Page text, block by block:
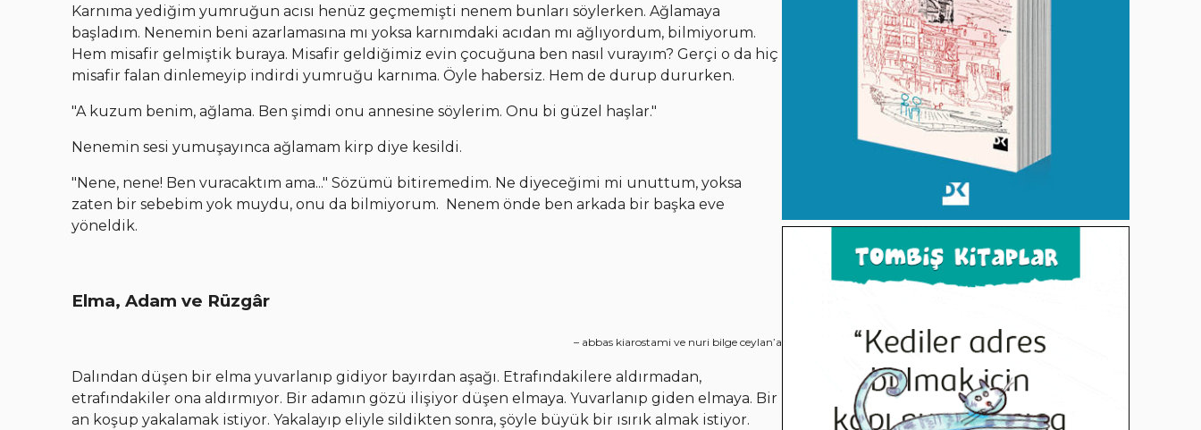
Karnıma yediğim yumruğun acısı henüz geçmemişti nenem bunları söylerken. Ağlamaya
başladım. Nenemin beni azarlamasına mı yoksa karnımdaki acıdan mı ağlıyordum, bilmiyorum.
Hem misafir gelmiştik buraya. Misafir geldiğimiz evin çocuğuna ben nasıl vurayım? Gerçi o da hiç
misafir falan dinlemeyip indirdi yumruğu karnıma. Öyle habersiz. Hem de durup dururken.
"A kuzum benim, ağlama. Ben şimdi onu annesine söylerim. Onu bi güzel haşlar."
Nenemin sesi yumuşayınca ağlamam kirp diye kesildi.
"Nene, nene! Ben vuracaktım ama..." Sözümü bitiremedim. Ne diyeceğimi mi unuttum, yoksa
zaten bir sebebim yok muydu, onu da bilmiyorum. Nenem önde ben arkada bir başka eve
yöneldik.
Elma, Adam ve Rüzgâr
– abbas kiarostami ve nuri bilge ceylan’a
Dalından düşen bir elma yuvarlanıp gidiyor bayırdan aşağı. Etrafındakilere aldırmadan,
etrafındakiler ona aldırmıyor. Bir adamın gözü ilişiyor düşen elmaya. Yuvarlanıp giden elmaya. Bir
an koşup yakalamak istiyor. Yakalayıp eliyle sildikten sonra, şöyle büyük bir ısırık almak istiyor.